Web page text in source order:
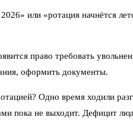
или «ротация начнётся
право требовать
оформить документы.
Одно время ходили
пока не выходит. Дефицит